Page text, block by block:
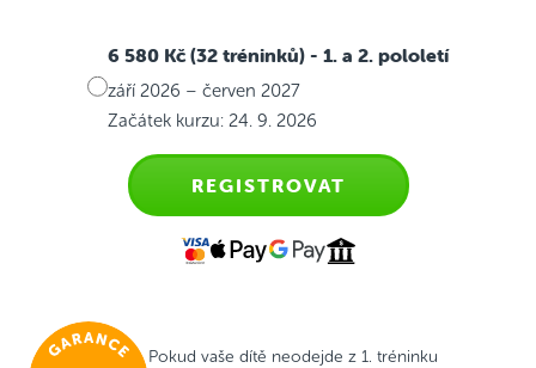
6 580 Kč (32 tréninků) - 1. a 2. pololetí
září 2026 – červen 2027
Začátek kurzu: 24. 9. 2026
REGISTROVAT
Pokud vaše dítě neodejde z 1. tréninku